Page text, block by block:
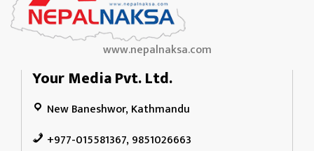
www.nepalnaksa.com
Your Media Pvt. Ltd.
New Baneshwor, Kathmandu
+977-015581367, 9851026663